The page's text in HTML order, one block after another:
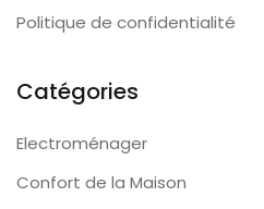
Politique de confidentialité
Catégories
Electroménager
Confort de la Maison